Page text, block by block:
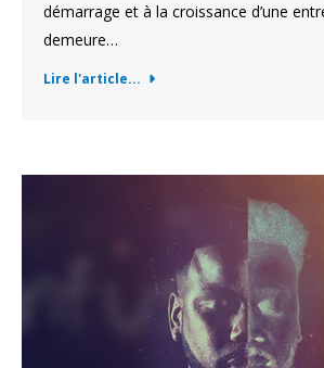
démarrage et à la croissance d’une
demeure…
Lire l'article...